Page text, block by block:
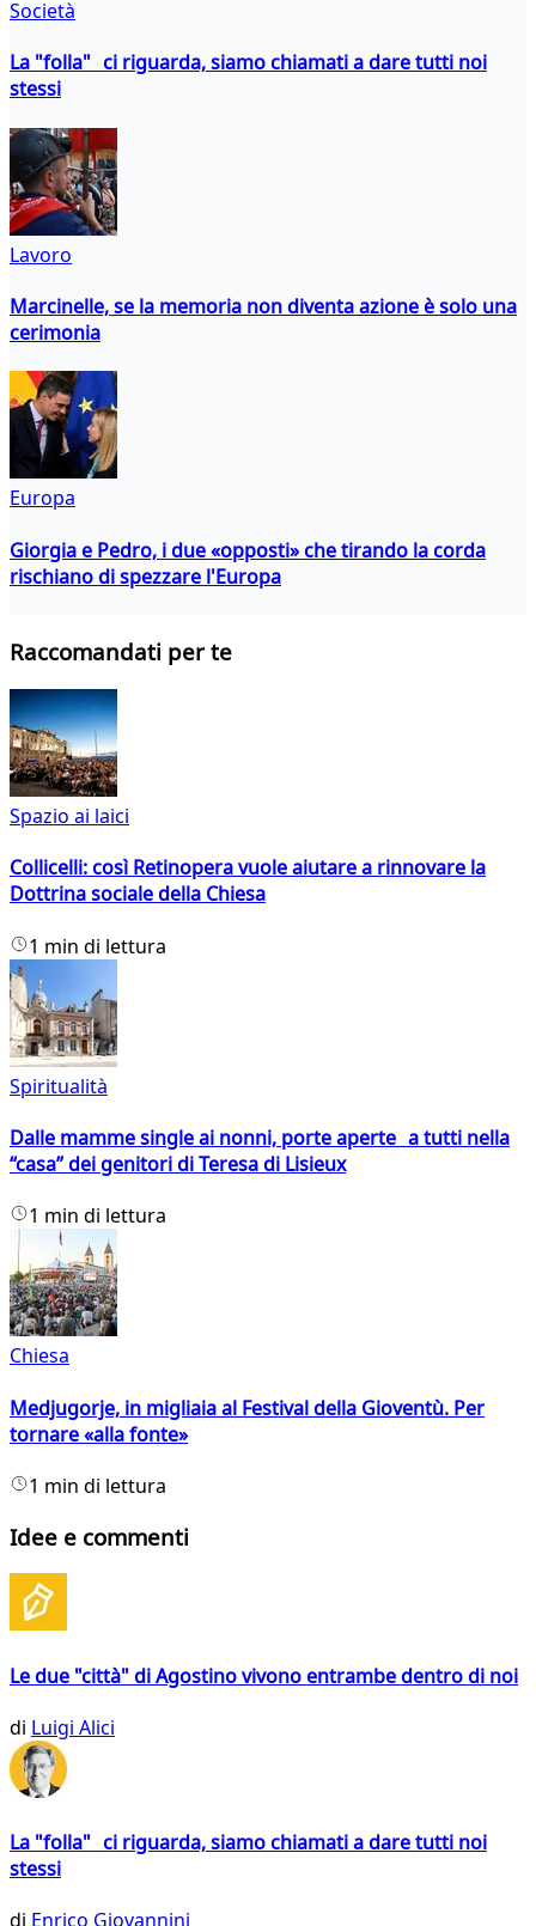
Società
La "folla" ci riguarda, siamo chiamati a dare tutti noi
stessi
Lavoro
Marcinelle, se la memoria non diventa azione è solo una
cerimonia
Europa
Giorgia e Pedro, i due «opposti» che tirando la corda
rischiano di spezzare l'Europa
Raccomandati per te
Spazio ai laici
Collicelli: così Retinopera vuole aiutare a rinnovare la
Dottrina sociale della Chiesa
1 min di lettura
Spiritualità
Dalle mamme single ai nonni, porte aperte a tutti nella
“casa” dei genitori di Teresa di Lisieux
1 min di lettura
Chiesa
Medjugorje, in migliaia al Festival della Gioventù. Per
tornare «alla fonte»
1 min di lettura
Idee e commenti
Le due "città" di Agostino vivono entrambe dentro di noi
di Luigi Alici
La "folla" ci riguarda, siamo chiamati a dare tutti noi
stessi
di Enrico Giovannini